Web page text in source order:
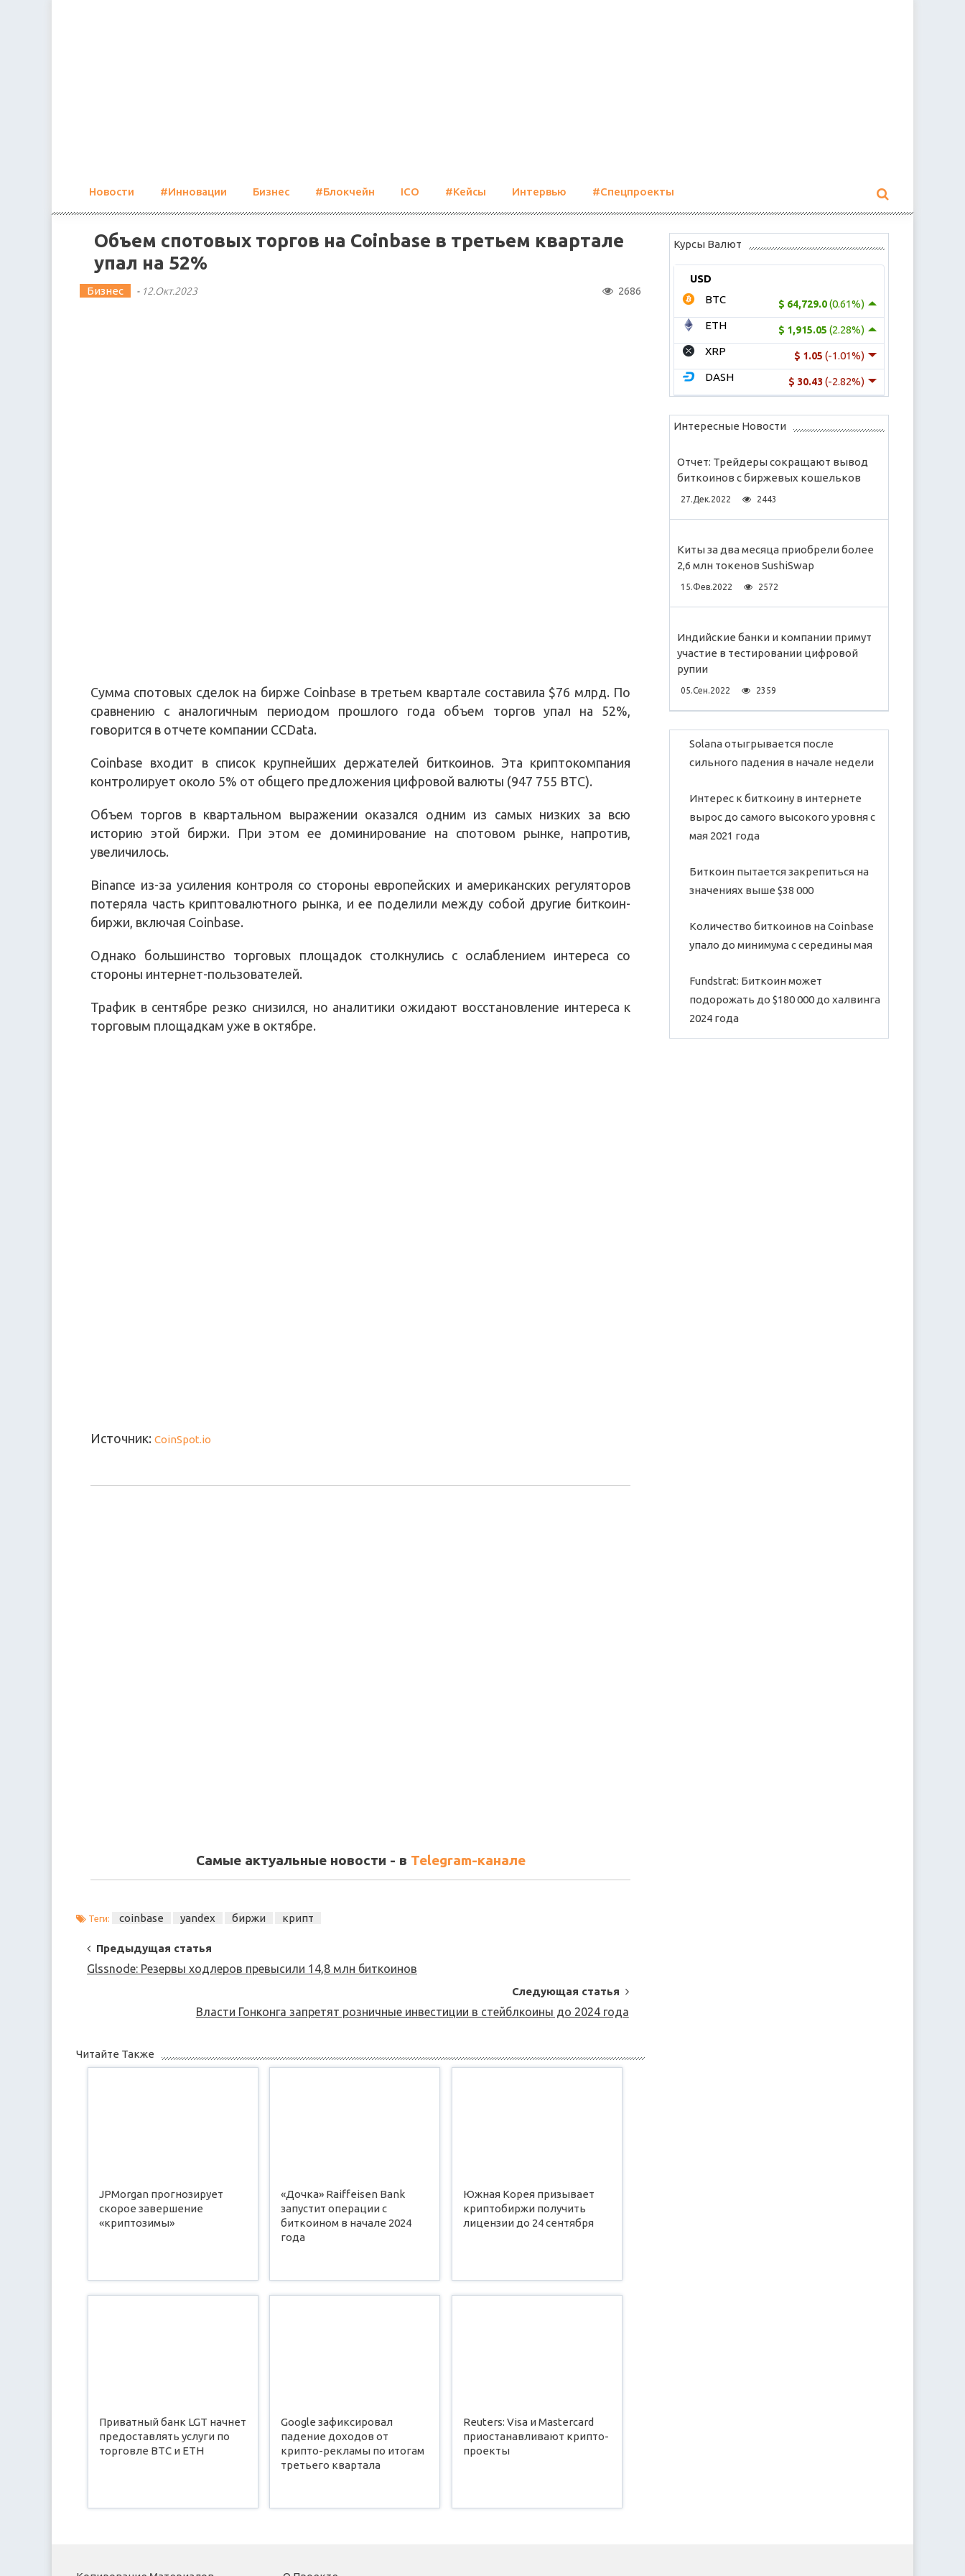
Новости #Инновации Бизнес #Блокчейн ICO #Кейсы Интервью #Спецпроекты
Объем спотовых торгов на Coinbase в третьем квартале
упал на 52%
Бизнес - 12.Окт.2023 2686
Сумма спотовых сделок на бирже Coinbase в третьем квартале составила $76 млрд. По
сравнению с аналогичным периодом прошлого года объем торгов упал на 52%,
говорится в отчете компании CCData.
Coinbase входит в список крупнейших держателей биткоинов. Эта криптокомпания
контролирует около 5% от общего предложения цифровой валюты (947 755 BTC).
Объем торгов в квартальном выражении оказался одним из самых низких за всю
историю этой биржи. При этом ее доминирование на спотовом рынке, напротив,
увеличилось.
Binance из-за усиления контроля со стороны европейских и американских регуляторов
потеряла часть криптовалютного рынка, и ее поделили между собой другие биткоин-
биржи, включая Coinbase.
Однако большинство торговых площадок столкнулись с ослаблением интереса со
стороны интернет-пользователей.
Трафик в сентябре резко снизился, но аналитики ожидают восстановление интереса к
торговым площадкам уже в октябре.
Источник: CoinSpot.io
Самые актуальные новости - в Telegram-канале
Теги: coinbase yandex биржи крипт
Post
Navigation
Предыдущая статья
Glssnode: Резервы ходлеров превысили 14,8 млн биткоинов
Следующая статья
Власти Гонконга запретят розничные инвестиции в стейблкоины до 2024 года
Читайте Также
JPMorgan прогнозирует
скорое завершение
«криптозимы»
«Дочка» Raiffeisen Bank
запустит операции с
биткоином в начале 2024
года
Южная Корея призывает
криптобиржи получить
лицензии до 24 сентября
Приватный банк LGT начнет
предоставлять услуги по
торговле ВТС и ЕТН
Google зафиксировал
падение доходов от
крипто-рекламы по итогам
третьего квартала
Reuters: Visa и Mastercard
приостанавливают крипто-
проекты
Курсы Валют
USD
$ 64,729.0(0.61%)
BTC
$ 1,915.05 (2.28%)
ETH
$ 1.05 (-1.01%)
XRP
$ 30.43 (-2.82%)
DASH
Интересные Новости
Отчет: Трейдеры сокращают вывод
биткоинов с биржевых кошельков
27.Дек.2022 2443
Киты за два месяца приобрели более
2,6 млн токенов SushiSwap
15.Фев.2022 2572
Индийские банки и компании примут
участие в тестировании цифровой
рупии
05.Сен.2022 2359
Solana отыгрывается после
сильного падения в начале недели
Интерес к биткоину в интернете
вырос до самого высокого уровня с
мая 2021 года
Биткоин пытается закрепиться на
значениях выше $38 000
Количество биткоинов на Coinbase
упало до минимума с середины мая
Fundstrat: Биткоин может
подорожать до $180 000 до халвинга
2024 года